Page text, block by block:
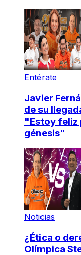
Entérate
Javier
de su
"Estoy feliz
génesis"
Noticias
¿Ética o
Olímpica